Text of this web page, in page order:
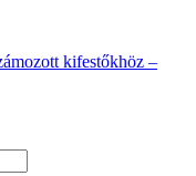
kifestőkhöz –